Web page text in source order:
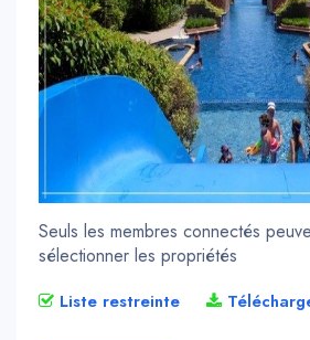
Seuls les membres connectés
sélectionner les propriétés
Liste restreinte